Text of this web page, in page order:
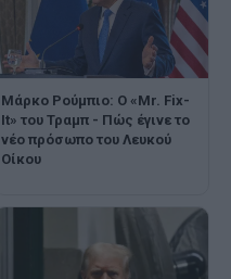
Μάρκο Ρούμπιο: Ο «Mr. Fix-
It» του Τραμπ - Πώς έγινε το
νέο πρόσωπο του Λευκού
Οίκου